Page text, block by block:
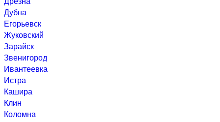
Дубна
Егорьевск
Жуковский
Зарайск
Звенигород
Ивантеевка
Истра
Кашира
Клин
Коломна